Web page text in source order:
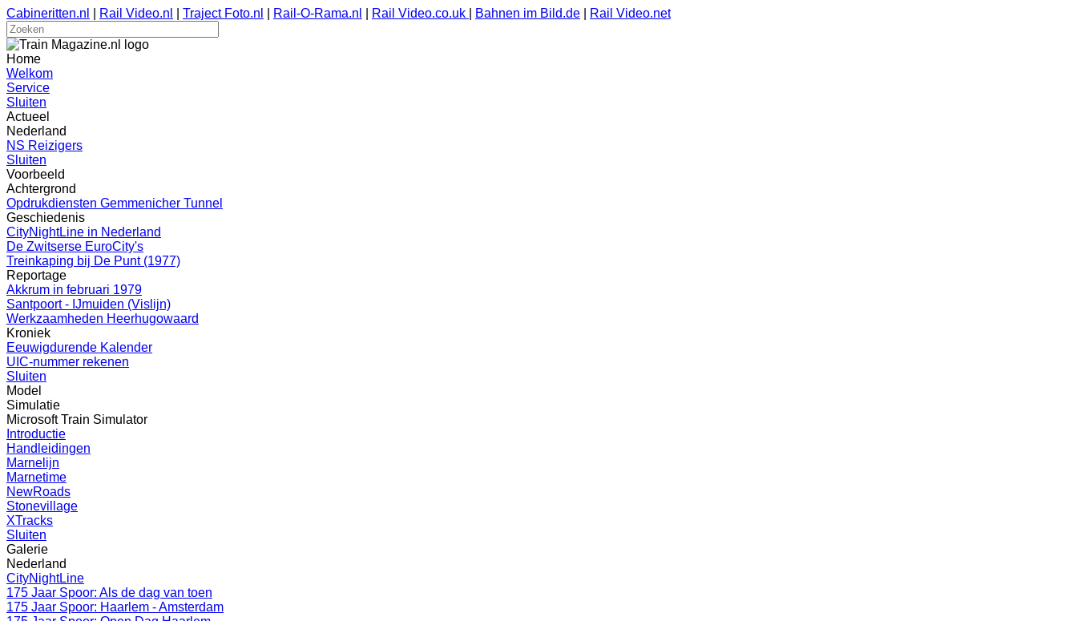
Cabineritten.nl Rail Video.nl Traject Foto.nl Rail-O-Rama.nl Rail Video.co.uk Bahnen im Bild.de Rail Video.net
Home
Welkom
Service
Sluiten
Actueel
Nederland
NS Reizigers
Sluiten
Voorbeeld
Achtergrond
Opdrukdiensten Gemmenicher Tunnel
Geschiedenis
CityNightLine in Nederland
De Zwitserse EuroCity's
Treinkaping bij De Punt (1977)
Reportage
Akkrum in februari 1979
Santpoort - IJmuiden (Vislijn)
Werkzaamheden Heerhugowaard
Kroniek
Eeuwigdurende Kalender
UIC-nummer rekenen
Sluiten
Model
Simulatie
Microsoft Train Simulator
Introductie
Handleidingen
Marnelijn
Marnetime
NewRoads
Stonevillage
XTracks
Sluiten
Galerie
Nederland
CityNightLine
175 Jaar Spoor: Als de dag van toen
175 Jaar Spoor: Haarlem - Amsterdam